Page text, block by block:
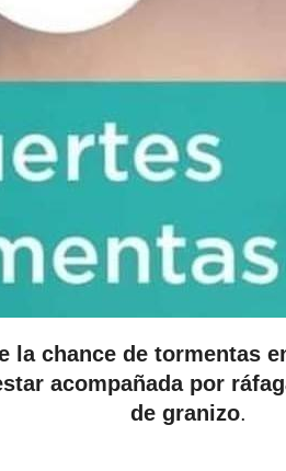
la chance de tormentas
acompañada por
de granizo.